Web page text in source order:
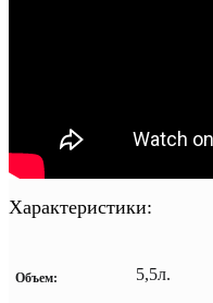
Характеристики:
Объем: 5,5л.